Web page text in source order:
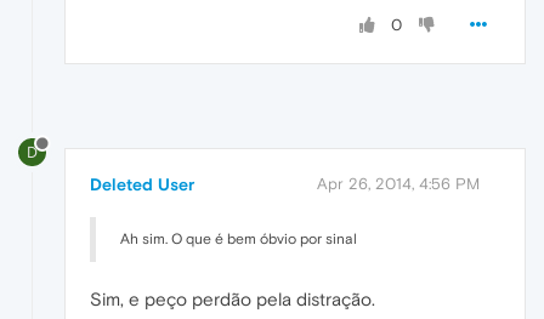
0
D
Deleted User Apr 26, 2014, 4:56 PM
Ah sim. O que é bem óbvio por sinal
Sim, e peço perdão pela distração.